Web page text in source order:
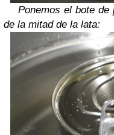
Ponemos el bote de
de la mitad de la lata: